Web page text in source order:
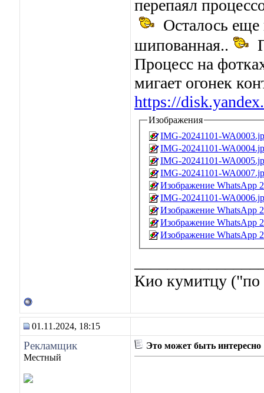
перепаял
Осталось еще
шипованная..
Процесс на
мигает огонек
https://
Изображения
IMG-20241101-
IMG-20241101-
IMG-20241101-
IMG-20241101-
Изображение WhatsApp
IMG-20241101-
Изображение WhatsApp
Изображение WhatsApp
Изображение WhatsApp
Кио кумитцу ("по
01.11.2024, 18:15
Рекламщик
Местный
Это может быть интересно